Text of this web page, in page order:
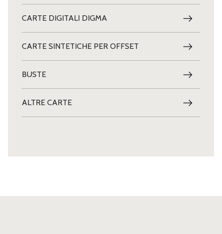
CARTE DIGITALI DIGMA
CARTE SINTETICHE PER OFFSET
BUSTE
ALTRE CARTE